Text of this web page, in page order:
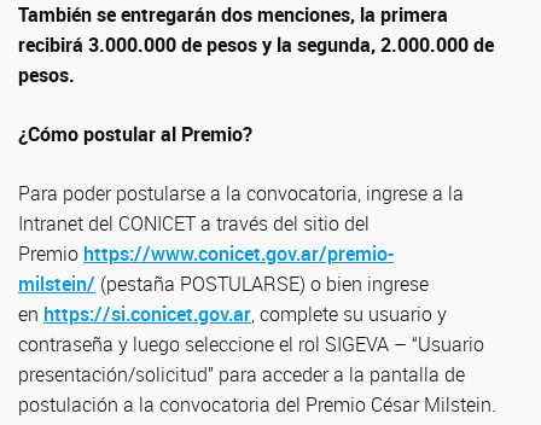
También se entregarán dos menciones, la primera
recibirá 3.000.000 de pesos y la segunda, 2.000.000 de
pesos.
¿Cómo postular al Premio?
Para poder postularse a la convocatoria, ingrese a la
Intranet del CONICET a través del sitio del
Premio https://www.conicet.gov.ar/premio-
milstein/ (pestaña POSTULARSE) o bien ingrese
en https://si.conicet.gov.ar, complete su usuario y
contraseña y luego seleccione el rol SIGEVA – “Usuario
presentación/solicitud” para acceder a la pantalla de
postulación a la convocatoria del Premio César Milstein.